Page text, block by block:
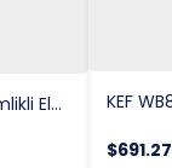
KEF TB18 Steam Çay Kazanı 2 Demlikli Elektrkli 30 Lt.
$691.27